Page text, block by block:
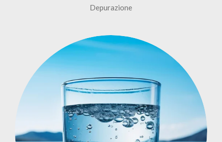
Depurazione